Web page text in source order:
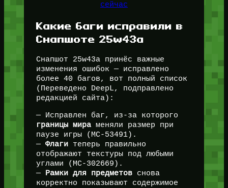
сейчас
Какие баги исправили в
Снапшоте 25w43a
Снапшот 25w43a принёс важные
изменения ошибок — исправлено
более 40 багов, вот полный список
(Переведено DeepL, подправлено
редакцией сайта):
— Исправлен баг, из-за которого
границы мираменяли размер при
паузе игры (MC-53491).
— Флагитеперь правильно
отображают текстуры под любыми
углами (MC-302669).
—
Рамки для предметовснова
корректно показывают содержимое